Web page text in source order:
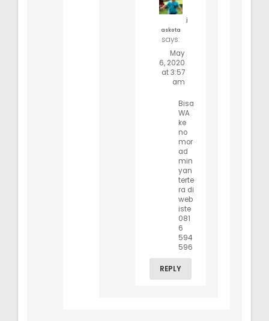
j
askota
says:
May
6, 2020
at 3:57
am
Bisa
WA
ke
no
mor
ad
min
yan
terte
ra di
web
iste
081
6
594
596
REPLY